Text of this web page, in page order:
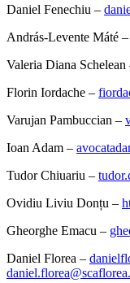
Daniel Fenechiu –
András-Levente Máté –
Valeria Diana Schelean
Florin Iordache –
Varujan Pambuccian –
Ioan Adam –
Tudor Chiuariu –
Ovidiu Liviu Donțu –
Gheorghe Emacu –
Daniel Florea –